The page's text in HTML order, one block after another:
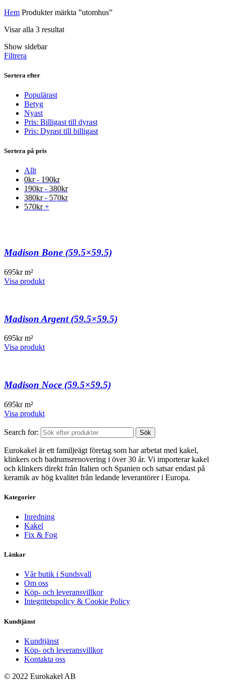
Hem Produkter märkta ”utomhus”
Visar alla 3 resultat
Show sidebar
Filtrera
Sortera efter
Populärast
Betyg
Nyast
Pris: Billigast till dyrast
Pris: Dyrast till billigast
Sortera på pris
Allt
0kr- 190kr
190kr- 380kr
380kr- 570kr
570kr+
Madison Bone (59.5×59.5)
695krm²
Visa produkt
Madison Argent (59.5×59.5)
695krm²
Visa produkt
Madison Noce (59.5×59.5)
695krm²
Visa produkt
Search for: Sök
Eurokakel är ett familjeägt företag som har arbetat med kakel,
klinkers och badrumsrenovering i över 30 år. Vi importerar kakel
och klinkers direkt från Italien och Spanien och satsar endast på
keramik av hög kvalitet från ledande leverantörer i Europa.
Kategorier
Inredning
Kakel
Fix & Fog
Länkar
Vår butik i Sundsvall
Om oss
Köp- och leveransvillkor
Integritetspolicy & Cookie Policy
Kundtjänst
Kundtjänst
Köp- och leveransvillkor
Kontakta oss
© 2022 Eurokakel AB